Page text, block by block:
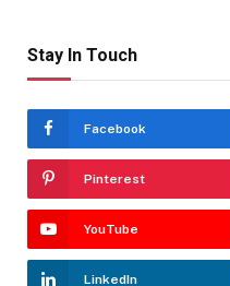
Stay In Touch
Facebook
Pinterest
YouTube
LinkedIn